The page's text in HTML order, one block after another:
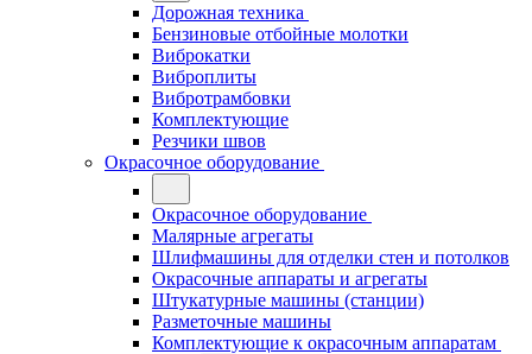
Дорожная техника
Бензиновые отбойные молотки
Виброкатки
Виброплиты
Вибротрамбовки
Комплектующие
Резчики швов
Окрасочное оборудование
Окрасочное оборудование
Малярные агрегаты
Шлифмашины для отделки стен и потолков
Окрасочные аппараты и агрегаты
Штукатурные машины (станции)
Разметочные машины
Комплектующие к окрасочным аппаратам